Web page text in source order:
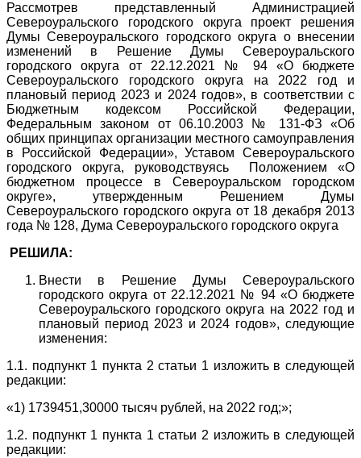
Рассмотрев представленный Администрацией
Североуральского городского округа проект решения
Думы Североуральского городского округа о внесении
изменений в Решение Думы Североуральского
городского округа от 22.12.2021 № 94 «О бюджете
Североуральского городского округа на 2022 год и
плановый период 2023 и 2024 годов», в соответствии с
Бюджетным кодексом Российской Федерации,
Федеральным законом от 06.10.2003 № 131-ФЗ «Об
общих принципах организации местного самоуправления
в Российской Федерации», Уставом Североуральского
городского округа, руководствуясь Положением «О
бюджетном процессе в Североуральском городском
округе», утвержденным Решением Думы
Североуральского городского округа от 18 декабря 2013
года № 128, Дума Североуральского городского округа
РЕШИЛА:
Внести в Решение Думы Североуральского
городского округа от 22.12.2021 № 94 «О бюджете
Североуральского городского округа на 2022 год и
плановый период 2023 и 2024 годов», следующие
изменения:
1.1. подпункт 1 пункта 2 статьи 1 изложить в следующей
редакции:
«1) 1739451,30000 тысяч рублей, на 2022 год;»;
1.2. подпункт 1 пункта 1 статьи 2 изложить в следующей
редакции: